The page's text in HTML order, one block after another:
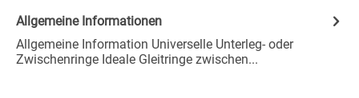
Allgemeine Informationen
Allgemeine Information Universelle Unterleg- oder
Zwischenringe Ideale Gleitringe zwischen...